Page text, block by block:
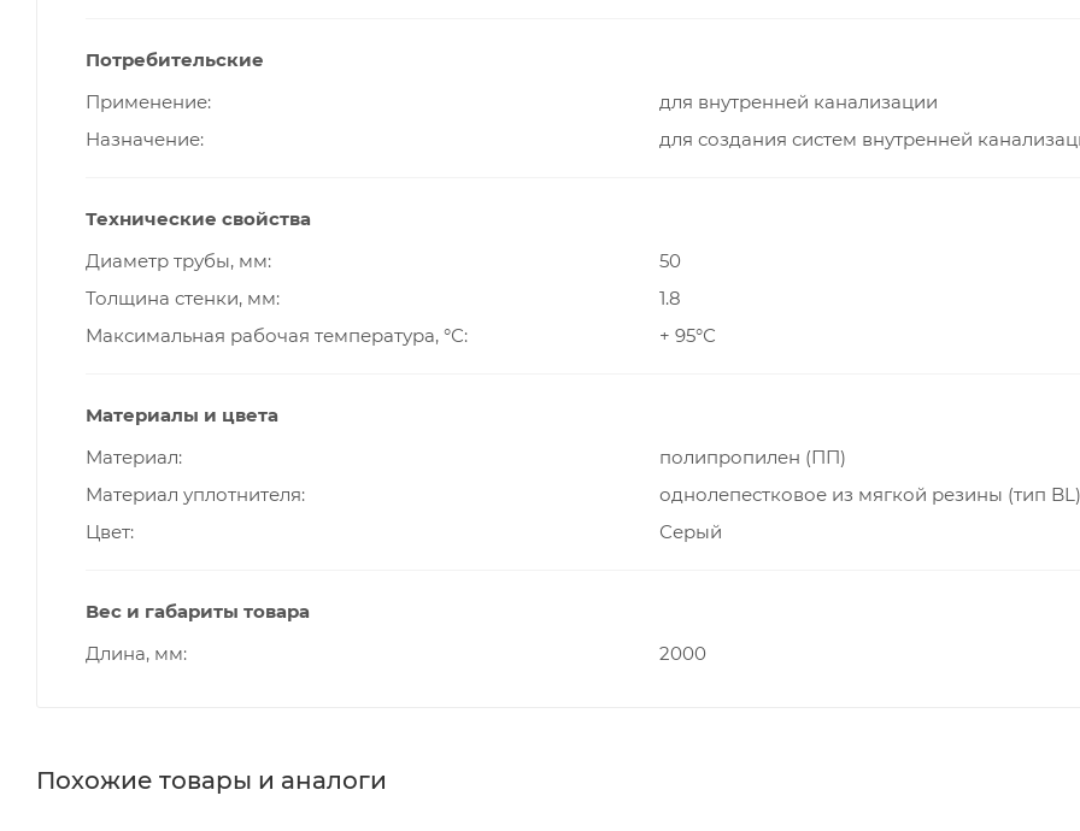
Потребительские
Применение
для внутренней канализации
Назначение
для создания систем внутренней
Технические свойства
Диаметр трубы, мм
50
Толщина стенки, мм
1.8
Максимальная рабочая температура, °С
+ 95°С
Материалы и цвета
Материал
полипропилен (ПП)
Материал уплотнителя
однолепестковое из мягкой резины (тип BL)
Цвет
Серый
Вес и габариты товара
Длина, мм
2000
Похожие товары и аналоги